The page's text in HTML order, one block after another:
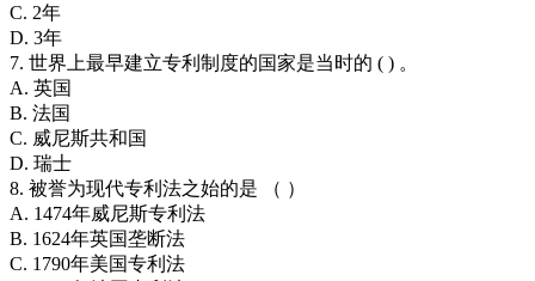
C. 2年
D. 3年
7. 世界上最早建立专利制度的国家是当时的 ( ) 。
A. 英国
B. 法国
C. 威尼斯共和国
D. 瑞士
8. 被誉为现代专利法之始的是 （ ）
A. 1474年威尼斯专利法
B. 1624年英国垄断法
C. 1790年美国专利法